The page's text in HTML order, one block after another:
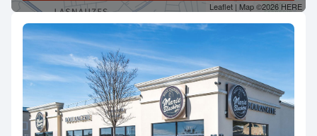
Leaflet | Map ©2026 HERE